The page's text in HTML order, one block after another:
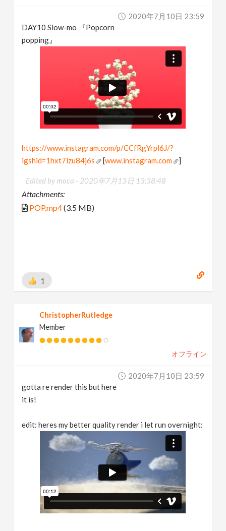
2020年7月10日 23:59
DAY10 Slow-mo 『Popcorn
popping』
https://www.instagram.com/p/CCfRgYrpl6J/?
igshid=1hxt7lzu84j6s
[www.instagram.com ]
Edited by moca - 2020年7月13日 13:38:48
Attachments:
POP.mp4(3.5 MB)
1
ChristopherRutledge
Member
オフライン
2020年7月10日 23:59
gotta re render this but here
it is!
edit: heres my better quality render i let run overnight: